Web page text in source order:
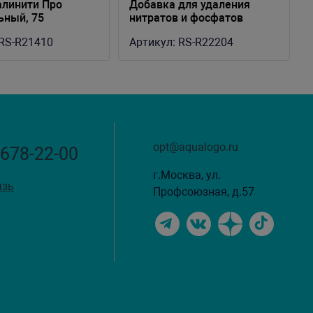
Про
75
R21410
Добавка для удаления
нитратов и фосфатов
Артикул: RS-R22204
22-00 opt@aqualogo.ru
г.Москва, ул.
Профсоюзная, д.57